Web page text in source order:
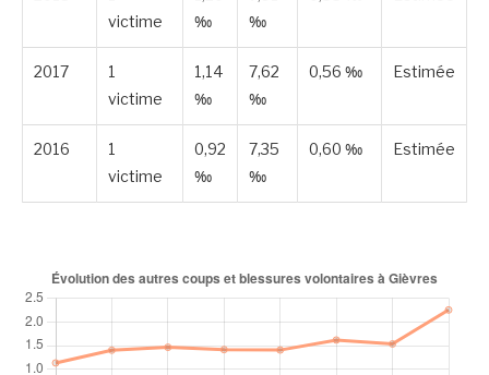
victime
‰
‰
2017
1
victime
1,14
‰
7,62
‰
0,56 ‰ Estimée
2016
1
victime
0,92
‰
7,35
‰
0,60 ‰ Estimée